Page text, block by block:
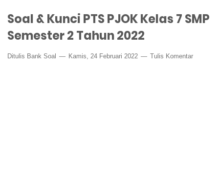
Soal & Kunci PTS PJOK Kelas 7 SMP
Semester 2 Tahun 2022
Ditulis Bank Soal Kamis, 24 Februari 2022 Tulis Komentar